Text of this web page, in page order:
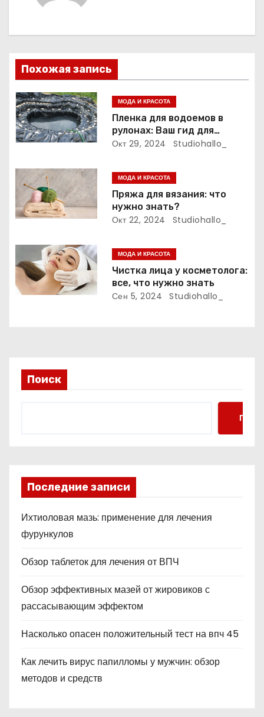
п
о
з
а
п
и
с
я
м
Похожая запись
МОДА И КРАСОТА
Пленка для водоемов в
рулонах: Ваш гид для
выбора и применения
Окт 29, 2024 Studiohallo_
МОДА И КРАСОТА
Пряжа для вязания: что
нужно знать?
Окт 22, 2024 Studiohallo_
МОДА И КРАСОТА
Чистка лица у косметолога:
все, что нужно знать
Сен 5, 2024 Studiohallo_
Поиск
Поиск
Последние записи
Ихтиоловая мазь: применение для лечения
фурункулов
Обзор таблеток для лечения от ВПЧ
Обзор эффективных мазей от жировиков с
рассасывающим эффектом
Насколько опасен положительный тест на впч 45
Как лечить вирус папилломы у мужчин: обзор
методов и средств